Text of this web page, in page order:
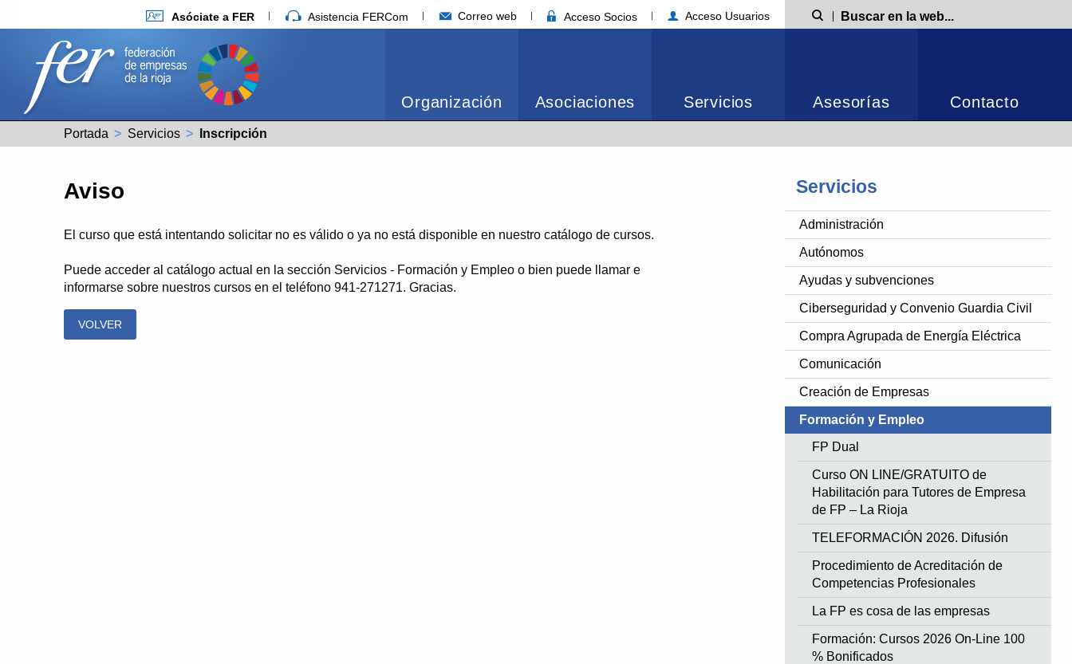
Asóciate a FER Asistencia FERCom Correo web Acceso Socios Acceso Usuarios Búsqueda
Organización Asociaciones Servicios Asesorías Contacto
Portada Servicios Actual:
Inscripción
Servicios
Administración
Autónomos
Ayudas y subvenciones
Ciberseguridad y Convenio Guardia Civil
Compra Agrupada de Energía Eléctrica
Comunicación
Creación de Empresas
Formación y Empleo
FP Dual
Curso ON LINE/GRATUITO de
Habilitación para Tutores de Empresa
de FP – La Rioja
TELEFORMACIÓN 2026. Difusión
Procedimiento de Acreditación de
Competencias Profesionales
La FP es cosa de las empresas
Formación: Cursos 2026 On-Line 100
% Bonificados
Aviso
El curso que está intentando solicitar no es válido o ya no está disponible en nuestro catálogo de cursos.
Puede acceder al catálogo actual en la sección Servicios - Formación y Empleo o bien puede llamar e
informarse sobre nuestros cursos en el teléfono 941-271271. Gracias.
VOLVER